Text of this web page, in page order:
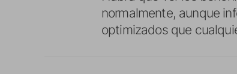
normalmente, aunque
optimizados que